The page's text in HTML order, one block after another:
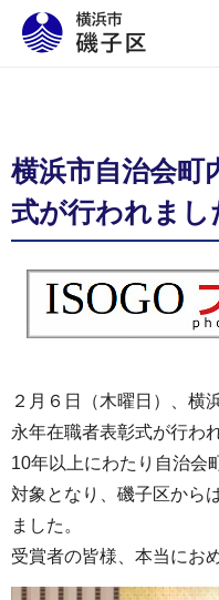
横浜市自治会町
式が行われまし
２月６日（木曜日）、横
永年在職者表彰式が行わ
10年以上にわたり自治会
対象となり、磯子区から
ました。
受賞者の皆様、本当にお